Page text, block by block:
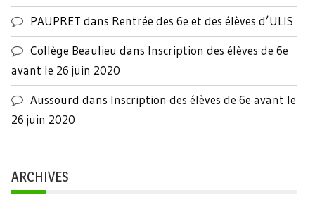
PAUPRET dans Rentrée des 6e et des élèves d’ULIS
Collège Beaulieu dans Inscription des élèves de 6e
avant le 26 juin 2020
Aussourd dans Inscription des élèves de 6e avant le
26 juin 2020
ARCHIVES